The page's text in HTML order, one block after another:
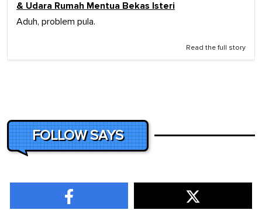
& Udara Rumah Mentua Bekas Isteri
Aduh, problem pula.
Read the full story
FOLLOW SAYS